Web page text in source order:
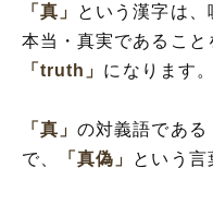
「真」
という漢字は
本当・真実であるこ
「truth」 になります。
「真」の対義語である
で、
「真偽」 という言